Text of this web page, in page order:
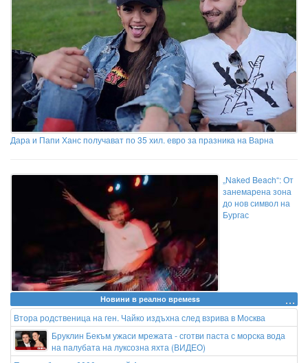
Дара и Папи Ханс получават по 35 хил. евро за празника на Варна
„Naked Beach“: От
занемарена зона
до нов символ на
Бургас
Новини в реално времеss
Втора родственица на ген. Чайко издъхна след взрива в Москва
Бруклин Бекъм ужаси мрежата - сготви паста с морска вода
на палубата на луксозна яхта (ВИДЕО)